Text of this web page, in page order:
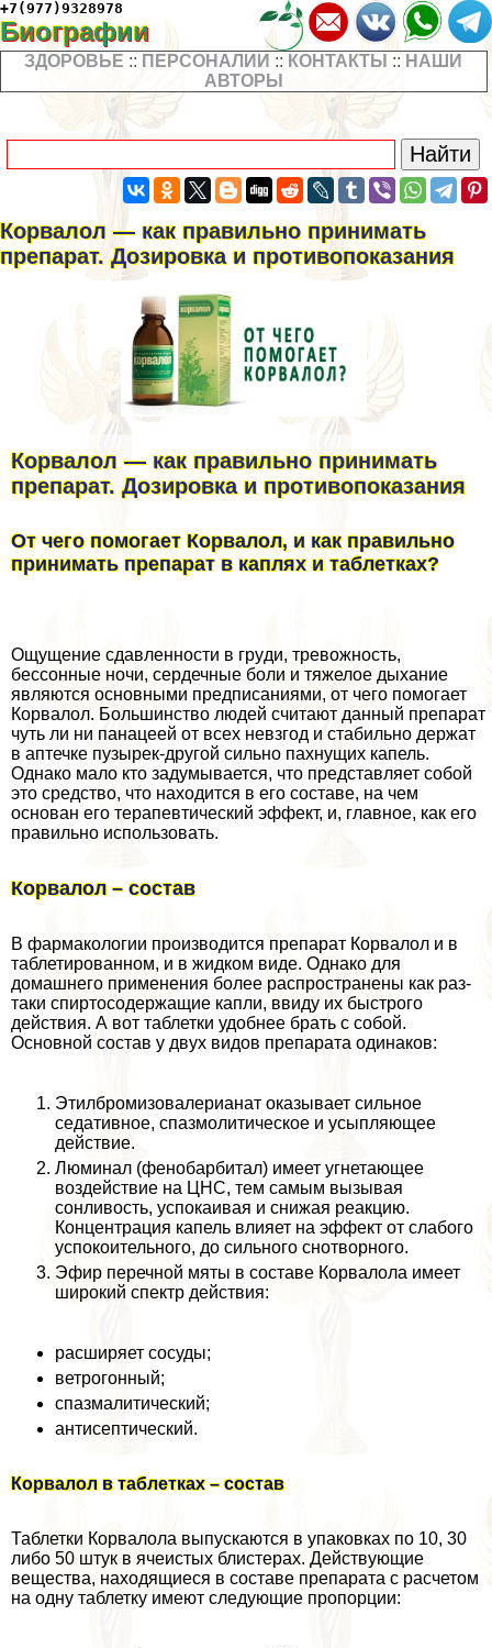
+7(977)9328978
Биографии
ЗДОРОВЬЕ :: ПЕРСОНАЛИИ :: КОНТАКТЫ :: НАШИ
АВТОРЫ
Корвалол — как правильно принимать
препарат. Дозировка и противопоказания
Корвалол — как правильно принимать
препарат. Дозировка и противопоказания
От чего помогает Корвалол, и как правильно
принимать препарат в каплях и таблетках?
Ощущение сдавленности в гpyди, тревожность,
бессонные ночи, сердечные боли и тяжелое дыхание
являются основными предписаниями, от чего помогает
Корвалол. Большинство людей считают данный препарат
чуть ли ни панацеей от всех невзгод и стабильно держат
в аптечке пузырек-другой сильно пахнущих капель.
Однако мало кто задумывается, что представляет собой
это средство, что находится в его составе, на чем
основан его терапевтический эффект, и, главное, как его
правильно использовать.
Корвалол – состав
В фармакологии производится препарат Корвалол и в
таблетированном, и в жидком виде. Однако для
домашнего применения более распространены как раз-
таки спиртосодержащие капли, ввиду их быстрого
действия. А вот таблетки удобнее брать с собой.
Основной состав у двух видов препарата одинаков:
Этилбромизовалерианат оказывает сильное
седативное, спазмолитическое и усыпляющее
действие.
Люминал (фенобарбитaл) имеет угнетающее
воздействие на ЦНC, тем самым вызывая
сонливость, успокаивая и снижая реакцию.
Концентрация капель влияет на эффект от слабого
успокоительного, до сильного снотворного.
Эфир перечной мяты в составе Корвалола имеет
широкий спектр действия:
расширяет сосуды;
ветрогонный;
спазмалитический;
антисептический.
Корвалол в таблетках – состав
Таблетки Корвалола выпускаются в упаковках по 10, 30
либо 50 штук в ячеистых блистерах. Действующие
вещества, находящиеся в составе препарата с расчетом
на одну таблетку имеют следующие пропорции: